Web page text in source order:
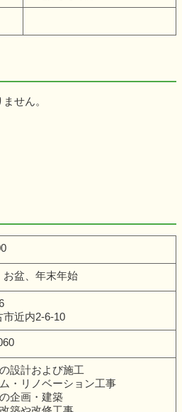
せん。
お盆、年末年始
市近内2-6-10
設計および施工
・リノベーション工事
企画・建築